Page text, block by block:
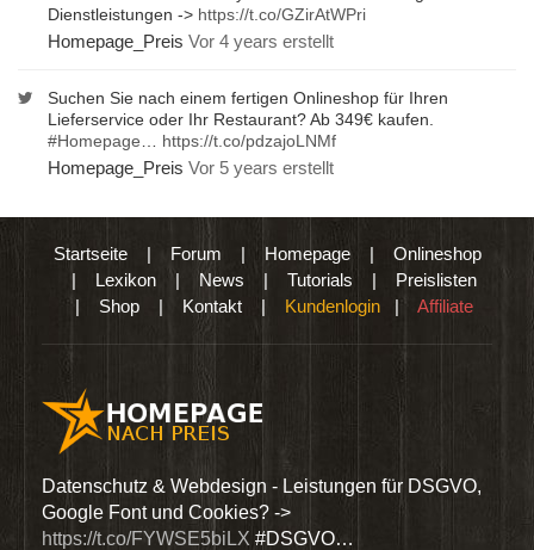
Dienstleistungen -> https://t.co/GZirAtWPri
Homepage_Preis Vor 4 years erstellt
Suchen Sie nach einem fertigen Onlineshop für Ihren
Lieferservice oder Ihr Restaurant? Ab 349€ kaufen.
#Homepage
https://t.co/pdzajoLNMf
Homepage_Preis Vor 5 years erstellt
Startseite| Forum | Homepage| Onlineshop
| Lexikon |News | Tutorials | Preislisten
| Shop | Kontakt | Kundenlogin | Affiliate
Datenschutz & Webdesign - Leistungen für DSGVO,
Google Font und Cookies? ->
https://t.co/FYWSE5biLX #DSGVO…